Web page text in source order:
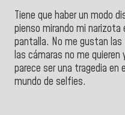
Tiene que haber un modo
pienso mirando mi narizota
pantalla. No me gustan
las cámaras no me quieren
parece ser una tragedia en
mundo de selfies.